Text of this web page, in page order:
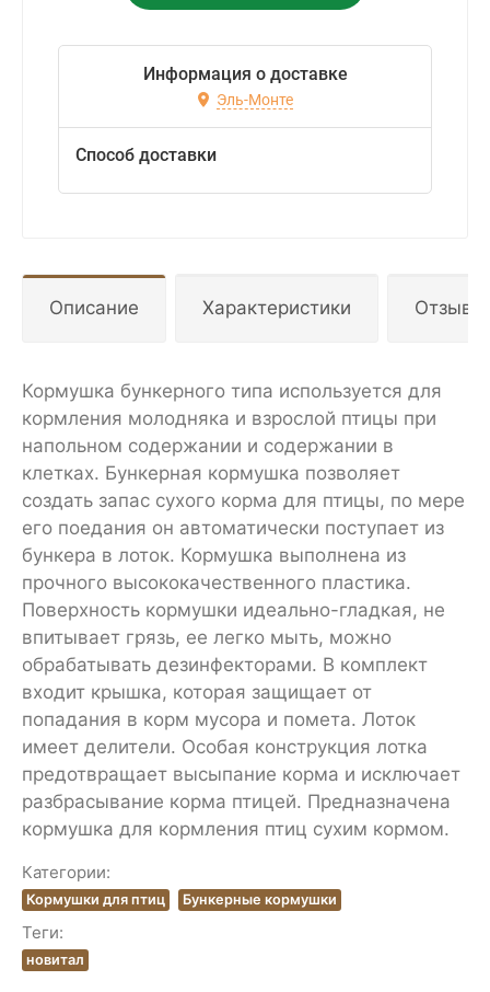
Информация о доставке
Эль-Монте
Способ доставки
Описание Характеристики Отзывы
Кормушка бункерного типа используется для
кормления молодняка и взрослой птицы при
напольном содержании и содержании в
клетках. Бункерная кормушка позволяет
создать запас сухого корма для птицы, по мере
его поедания он автоматически поступает из
бункера в лоток. Кормушка выполнена из
прочного высококачественного пластика.
Поверхность кормушки идеально-гладкая, не
впитывает грязь, ее легко мыть, можно
обрабатывать дезинфекторами. В комплект
входит крышка, которая защищает от
попадания в корм мусора и помета. Лоток
имеет делители. Особая конструкция лотка
предотвращает высыпание корма и исключает
разбрасывание корма птицей. Предназначена
кормушка для кормления птиц сухим кормом.
Категории:
Кормушки для птиц Бункерные кормушки
Теги:
новитал